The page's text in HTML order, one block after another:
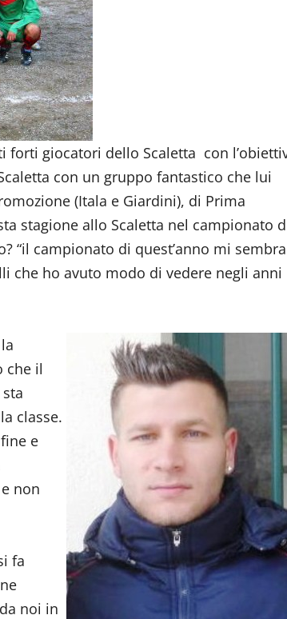
forti giocatori dello Scaletta con
con un gruppo fantastico che lui
(Itala e Giardini), di Prima
stagione allo Scaletta nel campionato
“il campionato di quest’anno mi
che ho avuto modo di vedere negli anni
che il
classe.
e
non
fa
noi in